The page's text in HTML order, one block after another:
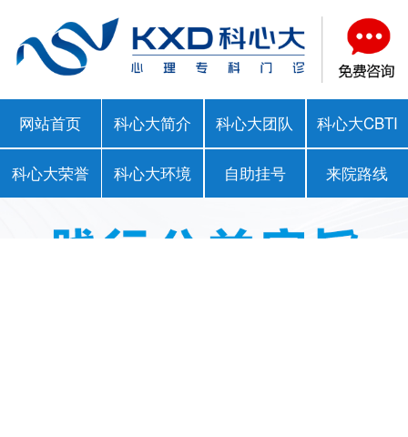
网站首页 科心大简介 科心大团队 科心大CBTI
科心大荣誉 科心大环境 自助挂号 来院路线